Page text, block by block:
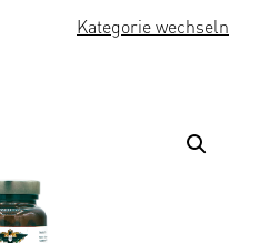
Kategorie wechseln